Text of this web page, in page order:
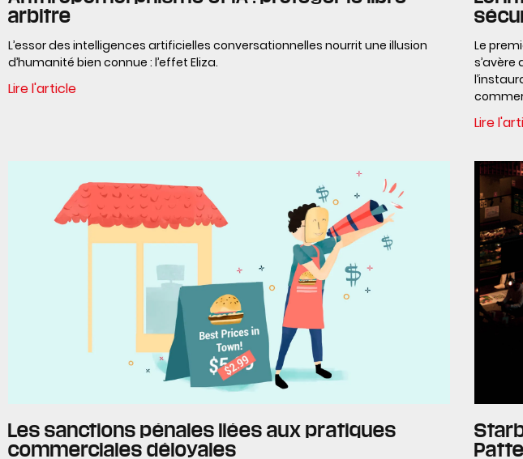
arbitre
L’essor des intelligences artificielles conversationnelles nourrit une illusion
d’humanité bien connue : l’effet Eliza.
Lire l'article
Le
Lire
Les sanctions pénales liées aux pratiques
commerciales déloyales